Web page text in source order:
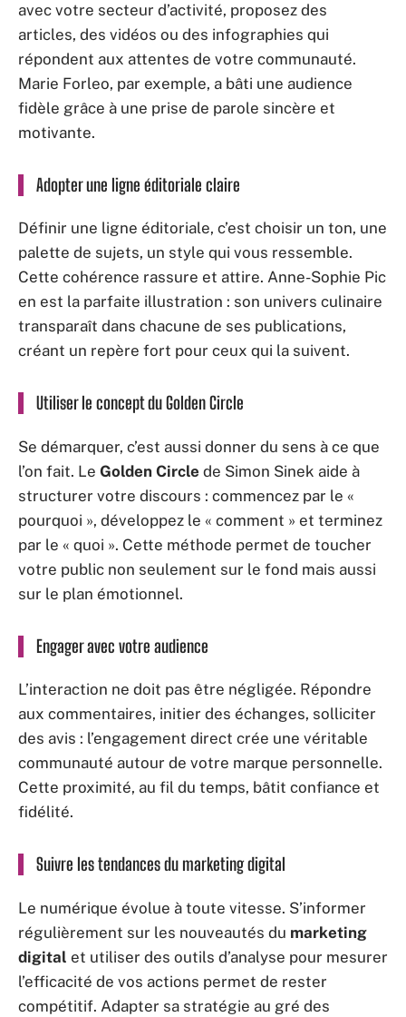
avec votre secteur d’activité, proposez des
articles, des vidéos ou des infographies qui
répondent aux attentes de votre communauté.
Marie Forleo, par exemple, a bâti une audience
fidèle grâce à une prise de parole sincère et
motivante.
Adopter une ligne éditoriale claire
Définir une ligne éditoriale, c’est choisir un ton, une
palette de sujets, un style qui vous ressemble.
Cette cohérence rassure et attire. Anne-Sophie Pic
en est la parfaite illustration : son univers culinaire
transparaît dans chacune de ses publications,
créant un repère fort pour ceux qui la suivent.
Utiliser le concept du Golden Circle
Se démarquer, c’est aussi donner du sens à ce que
l’on fait. Le Golden Circle de Simon Sinek aide à
structurer votre discours : commencez par le «
pourquoi », développez le « comment » et terminez
par le « quoi ». Cette méthode permet de toucher
votre public non seulement sur le fond mais aussi
sur le plan émotionnel.
Engager avec votre audience
L’interaction ne doit pas être négligée. Répondre
aux commentaires, initier des échanges, solliciter
des avis : l’engagement direct crée une véritable
communauté autour de votre marque personnelle.
Cette proximité, au fil du temps, bâtit confiance et
fidélité.
Suivre les tendances du marketing digital
Le numérique évolue à toute vitesse. S’informer
régulièrement sur les nouveautés du marketing
digital et utiliser des outils d’analyse pour mesurer
l’efficacité de vos actions permet de rester
compétitif. Adapter sa stratégie au gré des